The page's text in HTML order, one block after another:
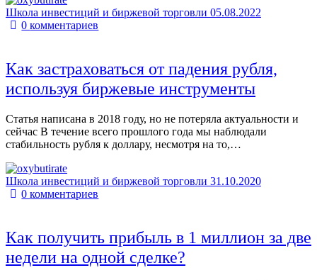
Школа инвестиций и биржевой торговли 05.08.2022
0комментариев
Как застраховаться от падения рубля,
используя биржевые инструменты
Статья написана в 2018 году, но не потеряла актуальности и
сейчас В течение всего прошлого года мы наблюдали
стабильность рубля к доллару, несмотря на то,…
Школа инвестиций и биржевой торговли 31.10.2020
0комментариев
Как получить прибыль в 1 миллион за две
недели на одной сделке?